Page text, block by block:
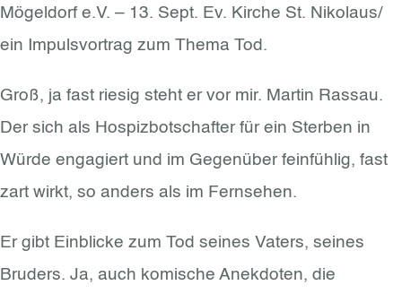
Mögeldorf e.V. – 13. Sept. Ev. Kirche St. Nikolaus/
ein Impulsvortrag zum Thema Tod.
Groß, ja fast riesig steht er vor mir. Martin Rassau.
Der sich als Hospizbotschafter für ein Sterben in
Würde engagiert und im Gegenüber feinfühlig, fast
zart wirkt, so anders als im Fernsehen.
Er gibt Einblicke zum Tod seines Vaters, seines
Bruders. Ja, auch komische Anekdoten, die